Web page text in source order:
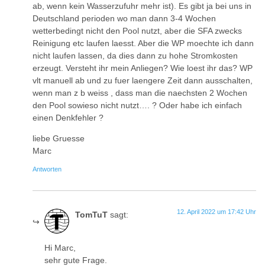
ab, wenn kein Wasserzufuhr mehr ist). Es gibt ja bei uns in
Deutschland perioden wo man dann 3-4 Wochen
wetterbedingt nicht den Pool nutzt, aber die SFA zwecks
Reinigung etc laufen laesst. Aber die WP moechte ich dann
nicht laufen lassen, da dies dann zu hohe Stromkosten
erzeugt. Versteht ihr mein Anliegen? Wie loest ihr das? WP
vlt manuell ab und zu fuer laengere Zeit dann ausschalten,
wenn man z b weiss , dass man die naechsten 2 Wochen
den Pool sowieso nicht nutzt…. ? Oder habe ich einfach
einen Denkfehler ?
liebe Gruesse
Marc
Antworten
TomTuT sagt: 12. April 2022 um 17:42 Uhr
Hi Marc,
sehr gute Frage.